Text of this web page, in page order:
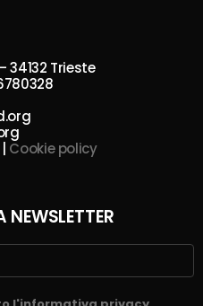
34132 Trieste
Cookie policy
NEWSLETTER